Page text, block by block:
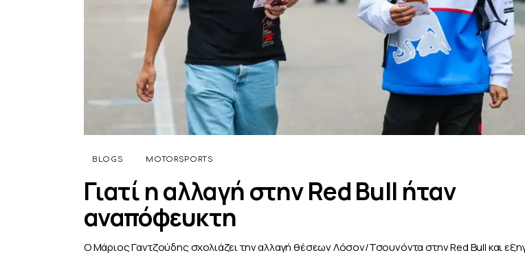
BLOGS MOTORSPORTS
Γιατί η αλλαγή στην Red Bull ήταν
αναπόφευκτη
Ο Μάριος Γαντζούδης σχολιάζει την αλλαγή θέσεων Λόσον/Τσουνόντα στην Red Bull και